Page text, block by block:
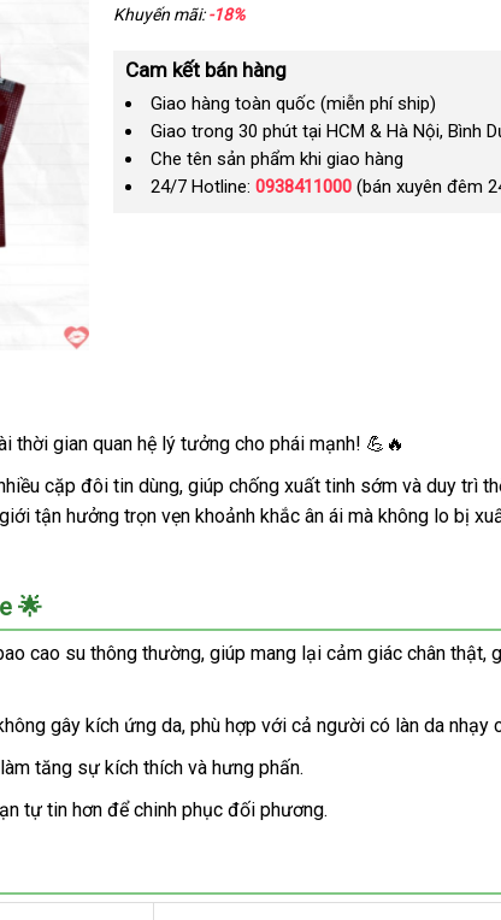
Khuyến mãi:-18%
Cam kết bán hàng
Giao hàng toàn quốc (miễn phí ship)
Giao trong 30 phút tại HCM & Hà Nội, Bình
Che tên sản phẩm khi giao hàng
24/7 Hotline: 0938411000(bán xuyên đêm
thời gian quan hệ lý tưởng cho phái mạnh! 💪🔥
cặp đôi tin dùng, giúp chống xuất tinh sớm và duy trì
tận hưởng trọn vẹn khoảnh khắc ân ái mà không lo bị
🌟
cao su thông thường, giúp mang lại cảm giác chân
gây kích ứng da, phù hợp với cả người có làn da nhạy
tăng sự kích thích và hưng phấn.
tự tin hơn để chinh phục đối phương.